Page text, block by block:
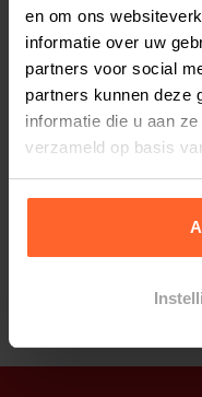
en om ons
informatie over uw
partners voor social
partners kunnen deze
informatie die u aan
verzameld op basis
8 weken